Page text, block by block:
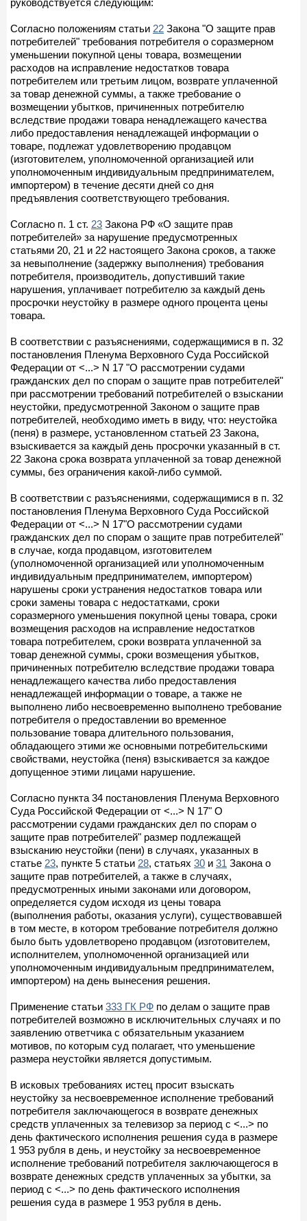
Согласно положениям статьи 22 Закона "О защите прав
потребителей" требования потребителя о соразмерном
уменьшении покупной цены товара, возмещении
расходов на исправление недостатков товара
потребителем или третьим лицом, возврате уплаченной
за товар денежной суммы, а также требование о
возмещении убытков, причиненных потребителю
вследствие продажи товара ненадлежащего качества
либо предоставления ненадлежащей информации о
товаре, подлежат удовлетворению продавцом
(изготовителем, уполномоченной организацией или
уполномоченным индивидуальным предпринимателем,
импортером) в течение десяти дней со дня
предъявления соответствующего требования.
Согласно п. 1 ст. 23 Закона РФ «О защите прав
потребителей» за нарушение предусмотренных
статьями 20, 21 и 22 настоящего Закона сроков, а также
за невыполнение (задержку выполнения) требования
потребителя, производитель, допустивший такие
нарушения, уплачивает потребителю за каждый день
просрочки неустойку в размере одного процента цены
товара.
В соответствии с разъяснениями, содержащимися в п. 32
постановления Пленума Верховного Суда Российской
Федерации от <...> N 17 "О рассмотрении судами
гражданских дел по спорам о защите прав потребителей"
при рассмотрении требований потребителей о взыскании
неустойки, предусмотренной Законом о защите прав
потребителей, необходимо иметь в виду, что: неустойка
(пеня) в размере, установленном статьей 23 Закона,
взыскивается за каждый день просрочки указанный в ст.
22 Закона срока возврата уплаченной за товар денежной
суммы, без ограничения какой-либо суммой.
В соответствии с разъяснениями, содержащимися в п. 32
постановления Пленума Верховного Суда Российской
Федерации от <...> N 17"О рассмотрении судами
гражданских дел по спорам о защите прав потребителей"
в случае, когда продавцом, изготовителем
(уполномоченной организацией или уполномоченным
индивидуальным предпринимателем, импортером)
нарушены сроки устранения недостатков товара или
сроки замены товара с недостатками, сроки
соразмерного уменьшения покупной цены товара, сроки
возмещения расходов на исправление недостатков
товара потребителем, сроки возврата уплаченной за
товар денежной суммы, сроки возмещения убытков,
причиненных потребителю вследствие продажи товара
ненадлежащего качества либо предоставления
ненадлежащей информации о товаре, а также не
выполнено либо несвоевременно выполнено требование
потребителя о предоставлении во временное
пользование товара длительного пользования,
обладающего этими же основными потребительскими
свойствами, неустойка (пеня) взыскивается за каждое
допущенное этими лицами нарушение.
Согласно пункта 34 постановления Пленума Верховного
Суда Российской Федерации от <...> N 17" О
рассмотрении судами гражданских дел по спорам о
защите прав потребителей" размер подлежащей
взысканию неустойки (пени) в случаях, указанных в
статье 23, пункте 5 статьи 28, статьях 30 и 31 Закона о
защите прав потребителей, а также в случаях,
предусмотренных иными законами или договором,
определяется судом исходя из цены товара
(выполнения работы, оказания услуги), существовавшей
в том месте, в котором требование потребителя должно
было быть удовлетворено продавцом (изготовителем,
исполнителем, уполномоченной организацией или
уполномоченным индивидуальным предпринимателем,
импортером) на день вынесения решения.
Применение статьи 333 ГК РФ по делам о защите прав
потребителей возможно в исключительных случаях и по
заявлению ответчика с обязательным указанием
мотивов, по которым суд полагает, что уменьшение
размера неустойки является допустимым.
В исковых требованиях истец просит взыскать
неустойку за несвоевременное исполнение требований
потребителя заключающегося в возврате денежных
средств уплаченных за телевизор за период с <...> по
день фактического исполнения решения суда в размере
1 953 рубля в день, и неустойку за несвоевременное
исполнение требований потребителя заключающегося в
возврате денежных средств уплаченных за убытки, за
период с <...> по день фактического исполнения
решения суда в размере 1 953 рубля в день.